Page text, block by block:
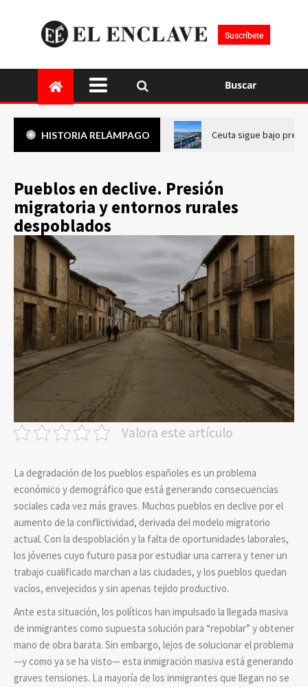
Suscríbete
Buscar
HISTORIA RELÁMPAGO Ceuta sigue bajo
Pueblos en declive. Presión
migratoria y entornos rurales
despoblados
Valora este artículo
La degradación de los pueblos españoles es un problema
económico y demográfico que está generando consecuencias
sociales cada vez más graves. Muchos pueblos en declive por el
aumento de la conflictividad, derivada del modelo migratorio
actual. Con la despoblación y la falta de oportunidades laborales,
los jóvenes cuyo futuro pasa por estudiar una carrera y tener un
trabajo cualificado marchan a las ciudades, y los pueblos quedan
vacíos, envejecidos y sin apenas tejido productivo.
Ante esta situación, los políticos han impulsado la llegada masiva
de inmigrantes como supuesta solución para “repoblar” y obtener
mano de obra barata. Sin embargo, lejos de solucionar el problema
—y como ya se ha visto— esta inmigración masiva está generando
graves tensiones. La mayoría de los inmigrantes que llegan no se